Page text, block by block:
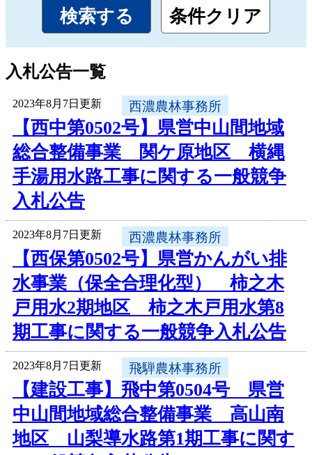
入札公告一覧
2023年8月7日更新 西濃農林事務所
【西中第0502号】県営中山間地域
総合整備事業 関ケ原地区 横縄
手湯用水路工事に関する一般競争
入札公告
2023年8月7日更新 西濃農林事務所
【西保第0502号】県営かんがい排
水事業（保全合理化型） 柿之木
戸用水2期地区 柿之木戸用水第8
期工事に関する一般競争入札公告
2023年8月7日更新 飛騨農林事務所
【建設工事】飛中第0504号 県営
中山間地域総合整備事業 高山南
地区 山梨導水路第1期工事に関す